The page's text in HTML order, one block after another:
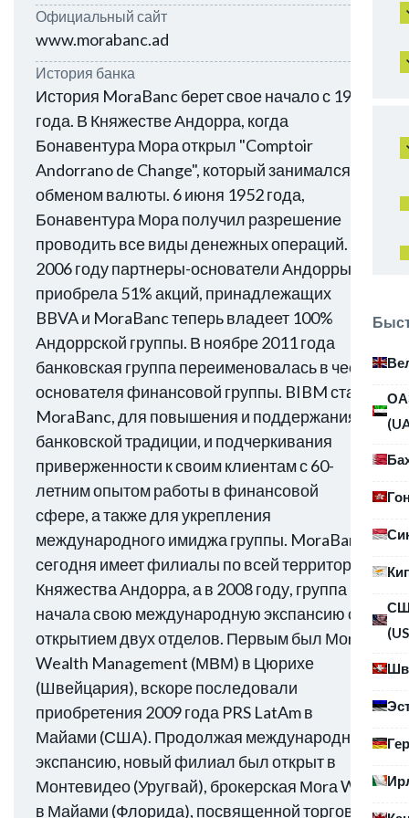
Официальный сайт
www.morabanc.ad
История банка
История MoraBanc берет свое начало с 1938
года. В Княжестве Андорра, когда
Бонавентура Мора открыл "Comptoir
Andorrano de Change", который занимался
обменом валюты. 6 июня 1952 года,
Бонавентура Мора получил разрешение
проводить все виды денежных операций. В
2006 году партнеры-основатели Андорры
приобрела 51% акций, принадлежащих
BBVA и MoraBanc теперь владеет 100%
Андоррской группы. В ноябре 2011 года
банковская группа переименовалась в честь
основателя финансовой группы. BIBM стал
MoraBanc, для повышения и поддержания
банковской традиции, и подчеркивания
приверженности к своим клиентам с 60-
летним опытом работы в финансовой
сфере, а также для укрепления
международного имиджа группы. MoraBanc
сегодня имеет филиалы по всей территории
Княжества Андорра, а в 2008 году, группа
начала свою международную экспансию с
открытием двух отделов. Первым был Моrа
Wealth Management (МВМ) в Цюрихе
(Швейцария), вскоре последовали
приобретения 2009 года PRS LatAm в
Майами (США). Продолжая международную
экспансию, новый филиал был открыт в
Монтевидео (Уругвай), брокерская Моrа WM
в Майами (Флорида), посвященной торговле